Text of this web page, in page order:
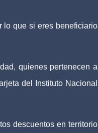
lo que si eres beneficiario
quienes pertenecen a
del Instituto Nacional
descuentos en territorio